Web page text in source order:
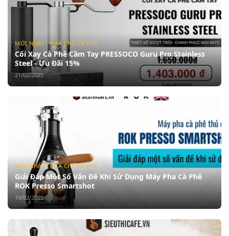
MỚI NHẤT · PHA CHẾ CÀ PHÊ
Cối Xay Cà Phê Cầm Tay PRESSOCO Guru Pro Stainless
Steel - Ưu Đãi 15%
21/02/2025
MỚI NHẤT · PHA CHẾ CÀ PHÊ
Giải Đáp Một Số Vấn Đề Khi Sử Dụng Máy Pha Cà Phê
ROK Presso Smartshot
19/02/2025